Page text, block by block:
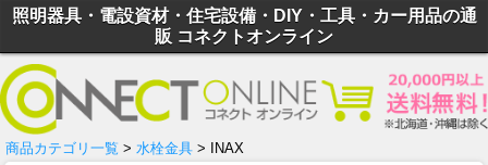
照明器具・電設資材・住宅設備・DIY・工具・カー用品の通
販 コネクトオンライン
商品カテゴリ一覧 > 水栓金具 > INAX